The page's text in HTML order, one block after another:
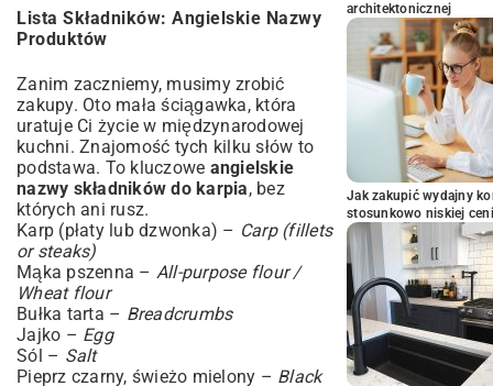
Lista Składników: Angielskie Nazwy
Produktów
Zanim zaczniemy, musimy zrobić
zakupy. Oto mała ściągawka, która
uratuje Ci życie w międzynarodowej
kuchni. Znajomość tych kilku słów to
podstawa. To kluczowe angielskie
nazwy składników do karpia, bez
których ani rusz.
Karp (płaty lub dzwonka) – Carp (fillets
or steaks)
Mąka pszenna – All-purpose flour /
Wheat flour
Bułka tarta – Breadcrumbs
Jajko – Egg
Sól – Salt
Pieprz czarny, świeżo mielony – Black
architektonicznej
Jak zakupić wydajny
stosunkowo niskiej